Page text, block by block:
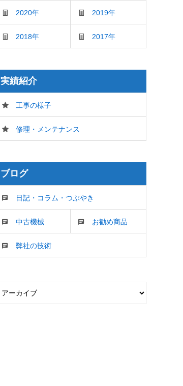
2020年 2019年
2018年 2017年
実績紹介
工事の様子
修理・メンテナンス
ブログ
日記・コラム・つぶやき
中古機械 お勧め商品
弊社の技術